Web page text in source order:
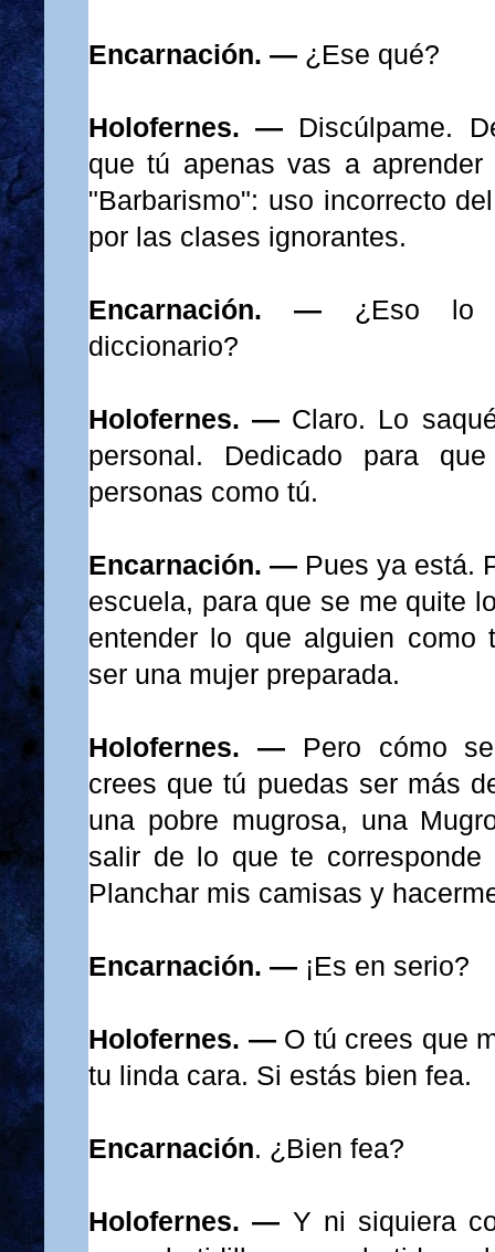
Encarnación. — ¿Ese qué?
Holofernes. — Discúlpame.
que tú apenas vas a
"Barbarismo": uso incorrecto
por las clases ignorantes.
Encarnación. — ¿Eso lo
diccionario?
Holofernes. — Claro. Lo
personal. Dedicado para
personas como tú.
Encarnación. — Pues ya está.
escuela, para que se me quite
entender lo que alguien como
ser una mujer preparada.
Holofernes. — Pero cómo
crees que tú puedas ser más
una pobre mugrosa, una
salir de lo que te
Planchar mis camisas y
Encarnación. — ¡Es en serio?
Holofernes. — O tú crees que
tu linda cara. Si estás bien fea.
Encarnación. ¿Bien fea?
Holofernes. — Y ni siquiera